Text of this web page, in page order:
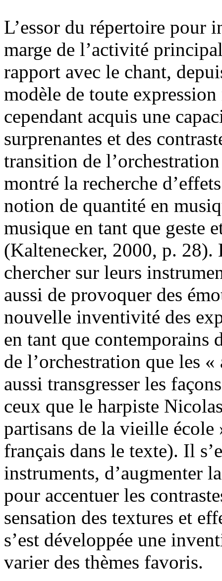
L’essor du répertoire pour
marge de l’activité
rapport avec le chant,
modèle de toute
cependant acquis une
surprenantes et des
transition de
montré la recherche
notion de quantité en
musique en tant que geste
(Kaltenecker, 2000, p. 28).
chercher sur leurs
aussi de provoquer des
nouvelle inventivité des
en tant que contemporains
de l’orchestration que les
aussi transgresser les
ceux que le harpiste
partisans de la vieille école
français dans le texte). Il
instruments, d’augmenter
pour accentuer les
sensation des textures et
s’est développée une
varier des thèmes favoris.